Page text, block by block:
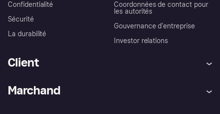
Confidentialité
Sécurité
La durabilité
Coordonnées de contact pour
les autorités
Gouvernance d’entreprise
Investor relations
Client
Marchand